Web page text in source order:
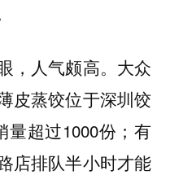
，人气颇高。大众
皮蒸饺位于深圳饺
量超过1000份；有
店排队半小时才能